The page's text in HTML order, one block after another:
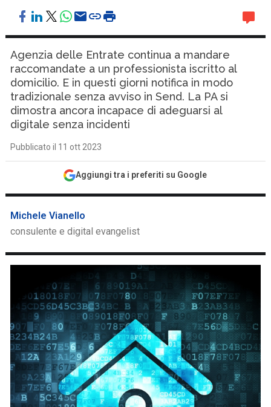
Agenzia delle Entrate continua a mandare
raccomandate a un professionista iscritto al
domicilio. E in questi giorni notifica in modo
tradizionale senza avviso in Send. La PA si
dimostra ancora incapace di adeguarsi al
digitale senza incidenti
Pubblicato il 11 ott 2023
Aggiungi tra i preferiti su Google
Michele Vianello
consulente e digital evangelist